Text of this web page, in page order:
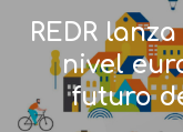
REDR
nivel
futuro